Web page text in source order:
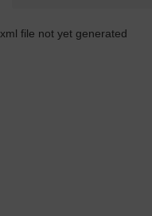
xml file not yet generated